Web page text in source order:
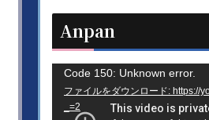
Anpan
動
画
Code 150: Unknown error.
ファイルをダウンロード: https://
_=2